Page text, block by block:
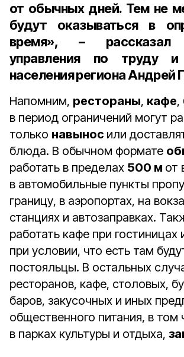
от обычных дней. Тем не
будут оказываться в
время», – рассказал
управления по труду и
населения региона Андрей
Напомним, рестораны, кафе,
в период ограничений могут
только навынос или
блюда. В обычном формате
работать в пределах 500 м от
в автомобильные пункты
границу, в аэропортах, на
станциях и автозаправках.
работать кафе при гостиницах
при условии, что есть там
постояльцы. В остальных
ресторанов, кафе, столовых,
баров, закусочных и иных
общественного питания, в том
в парках культуры и отдыха,